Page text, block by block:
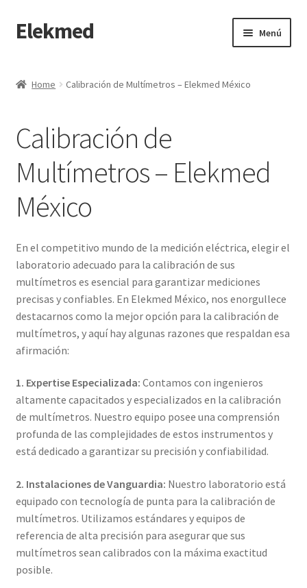
Saltar
a
Ir
al
Elekmed Menú
¿Qué es un amperímetro de gancho y cuál es su función
¿Qué es un Amperímetro y Cuál es su Función Principal?
¿Qué es un multímetro y cuál es su función Principal?
¿Qué es un osciloscopio y cuál es su función Principal?
Amperímetro con certificado de calibración
Calibración de Medidores de Resistencia – Elekmed México
Calibración de Multímetros – Elekmed México
Calibración de Osciloscopios – Elekmed México
Carrito
Finalizar compra
Home Calibración de Multímetros – Elekmed México
Calibración de
Multímetros – Elekmed
México
En el competitivo mundo de la medición eléctrica, elegir el
laboratorio adecuado para la calibración de sus
multímetros es esencial para garantizar mediciones
precisas y confiables. En Elekmed México, nos enorgullece
destacarnos como la mejor opción para la calibración de
multímetros, y aquí hay algunas razones que respaldan esa
afirmación:
1. Expertise Especializada: Contamos con ingenieros
altamente capacitados y especializados en la calibración
de multímetros. Nuestro equipo posee una comprensión
profunda de las complejidades de estos instrumentos y
está dedicado a garantizar su precisión y confiabilidad.
2. Instalaciones de Vanguardia: Nuestro laboratorio está
equipado con tecnología de punta para la calibración de
multímetros. Utilizamos estándares y equipos de
referencia de alta precisión para asegurar que sus
multímetros sean calibrados con la máxima exactitud
posible.